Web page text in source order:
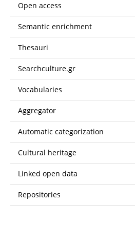
Open access
Semantic enrichment
Thesauri
Searchculture.gr
Vocabularies
Aggregator
Automatic categorization
Cultural heritage
Linked open data
Repositories